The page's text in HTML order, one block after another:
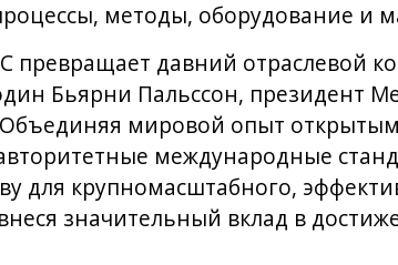
методы, оборудование и
превращает давний отраслевой
Бьярни Пальссон, президент
мировой опыт
международные
для крупномасштабного,
значительный вклад в